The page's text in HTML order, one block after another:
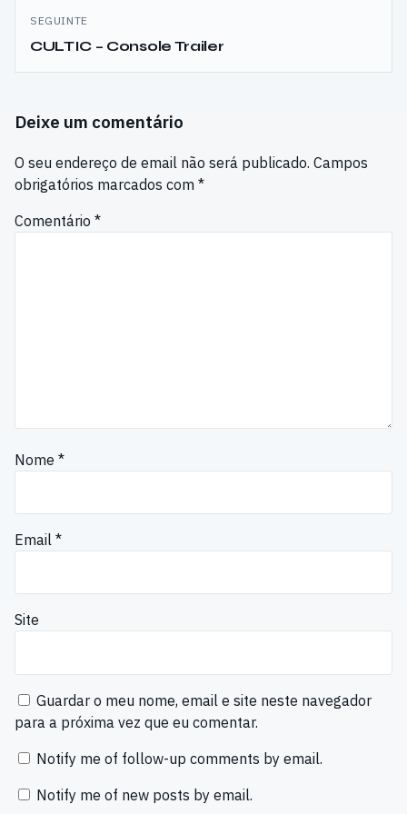
SEGUINTE
CULTIC – Console Trailer
Deixe um comentário
O seu endereço de email não será publicado. Campos
obrigatórios marcados com *
Comentário *
Nome *
Email *
Site
Guardar o meu nome, email e site neste navegador
para a próxima vez que eu comentar.
Notify me of follow-up comments by email.
Notify me of new posts by email.